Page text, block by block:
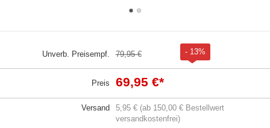
Unverb. Preisempf. 79,95 € - 13%
Preis 69,95 €*
Versand
5,95 € (ab 150,00 € Bestellwert
versandkostenfrei)